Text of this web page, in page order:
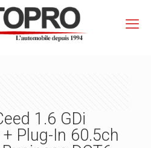
1.6 GDi
Plug-In 60.5ch